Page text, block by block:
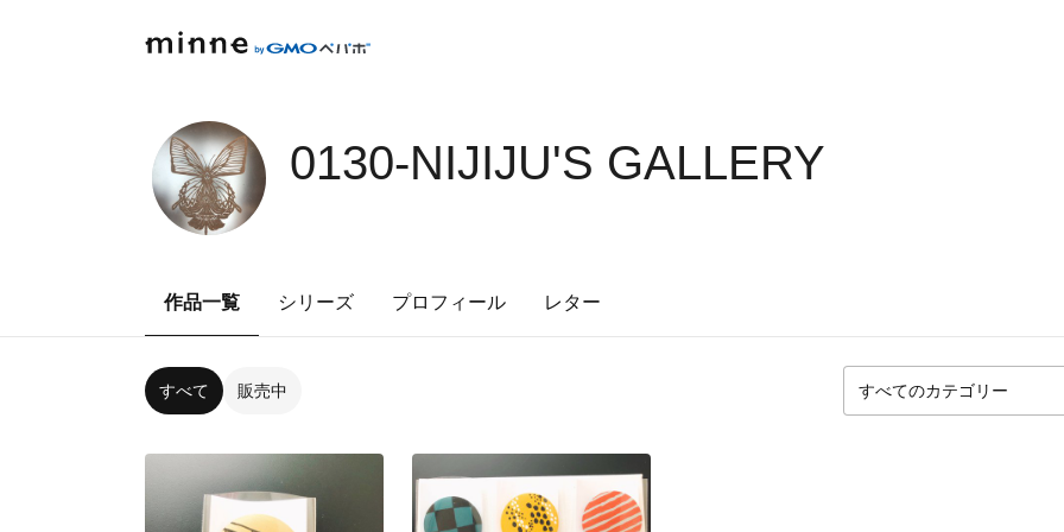
0130-NIJIJU'S GALLERY
作品一覧 シリーズ プロフィール レター
すべて 販売中